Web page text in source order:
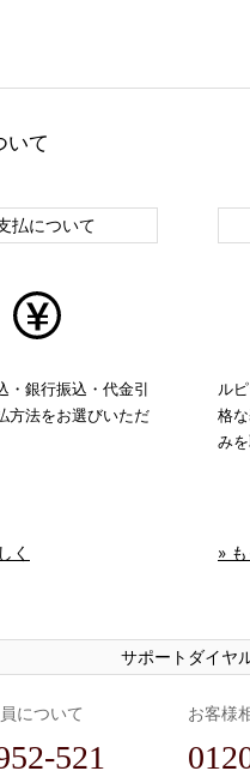
いて
払について
・銀行振込・代金引
方法をお選びいただ
く
ル
格
み
»
サポートダイヤ
について
521
お客様